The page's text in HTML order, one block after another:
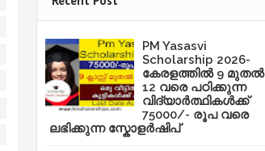
PM Yasasvi
Scholarship 2026-
കേരളത്തിൽ 9 മുതൽ
12 വരെ പഠിക്കുന്ന
വിദ്യാർത്ഥികൾക്ക്
75000/- രൂപ വരെ
ലഭിക്കുന്ന സ്കോളർഷിപ്